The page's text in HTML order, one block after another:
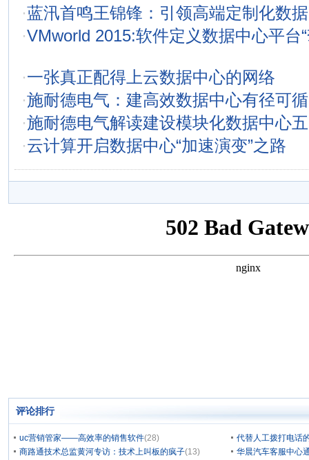
·蓝汛首鸣王锦锋：引领高端定制化数
·VMworld 2015:软件定义数据中心平台
·一张真正配得上云数据中心的网络
·施耐德电气：建高效数据中心有径可循
·施耐德电气解读建设模块化数据中心
·云计算开启数据中心“加速演变”之路
评论排行
uc营销管家——高效率的销售软件(28)
代替人工拨打电话
商路通技术总监黄河专访：技术上叫板的疯子(13)
华晨汽车客服中心